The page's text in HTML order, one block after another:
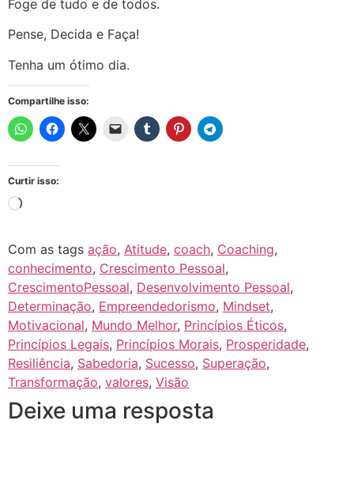
Foge de tudo e de todos.
Pense, Decida e Faça!
Tenha um ótimo dia.
Compartilhe isso:
Curtir isso:
Com as tags ação, Atitude, coach, Coaching,
conhecimento, Crescimento Pessoal,
CrescimentoPessoal, Desenvolvimento Pessoal,
Determinação, Empreendedorismo, Mindset,
Motivacional, Mundo Melhor, Princípios Éticos,
Princípios Legais, Princípios Morais, Prosperidade,
Resiliência, Sabedoria, Sucesso, Superação,
Transformação, valores, Visão
Deixe uma resposta